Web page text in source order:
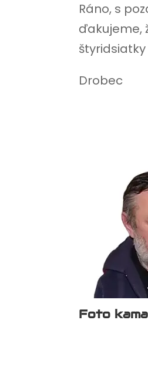
Ráno, s
ďakujeme,
štyridsiatky
Drobec
Foto